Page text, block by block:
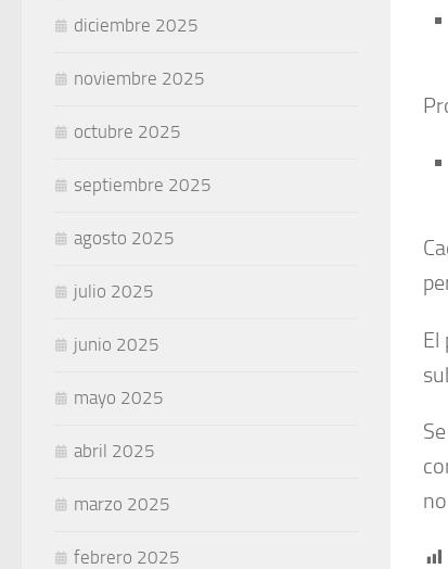
El
diciembre 2025
noviembre 2025
octubre 2025
septiembre 2025
agosto 2025
julio 2025
junio 2025
mayo 2025
abril 2025
marzo 2025
febrero 2025